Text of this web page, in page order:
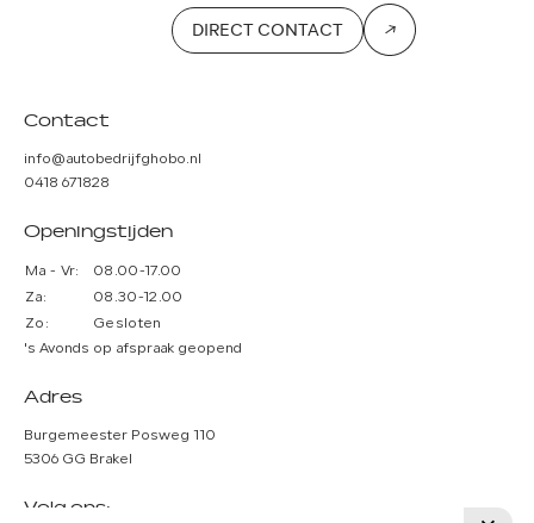
DIRECT CONTACT
Contact
info@autobedrijfghobo.nl
0418 671828
Openingstijden
Ma - Vr:
08.00-17.00
Za:
08.30-12.00
Zo:
Gesloten
's Avonds op afspraak geopend
Adres
Burgemeester Posweg 110
5306 GG Brakel
Volg ons: